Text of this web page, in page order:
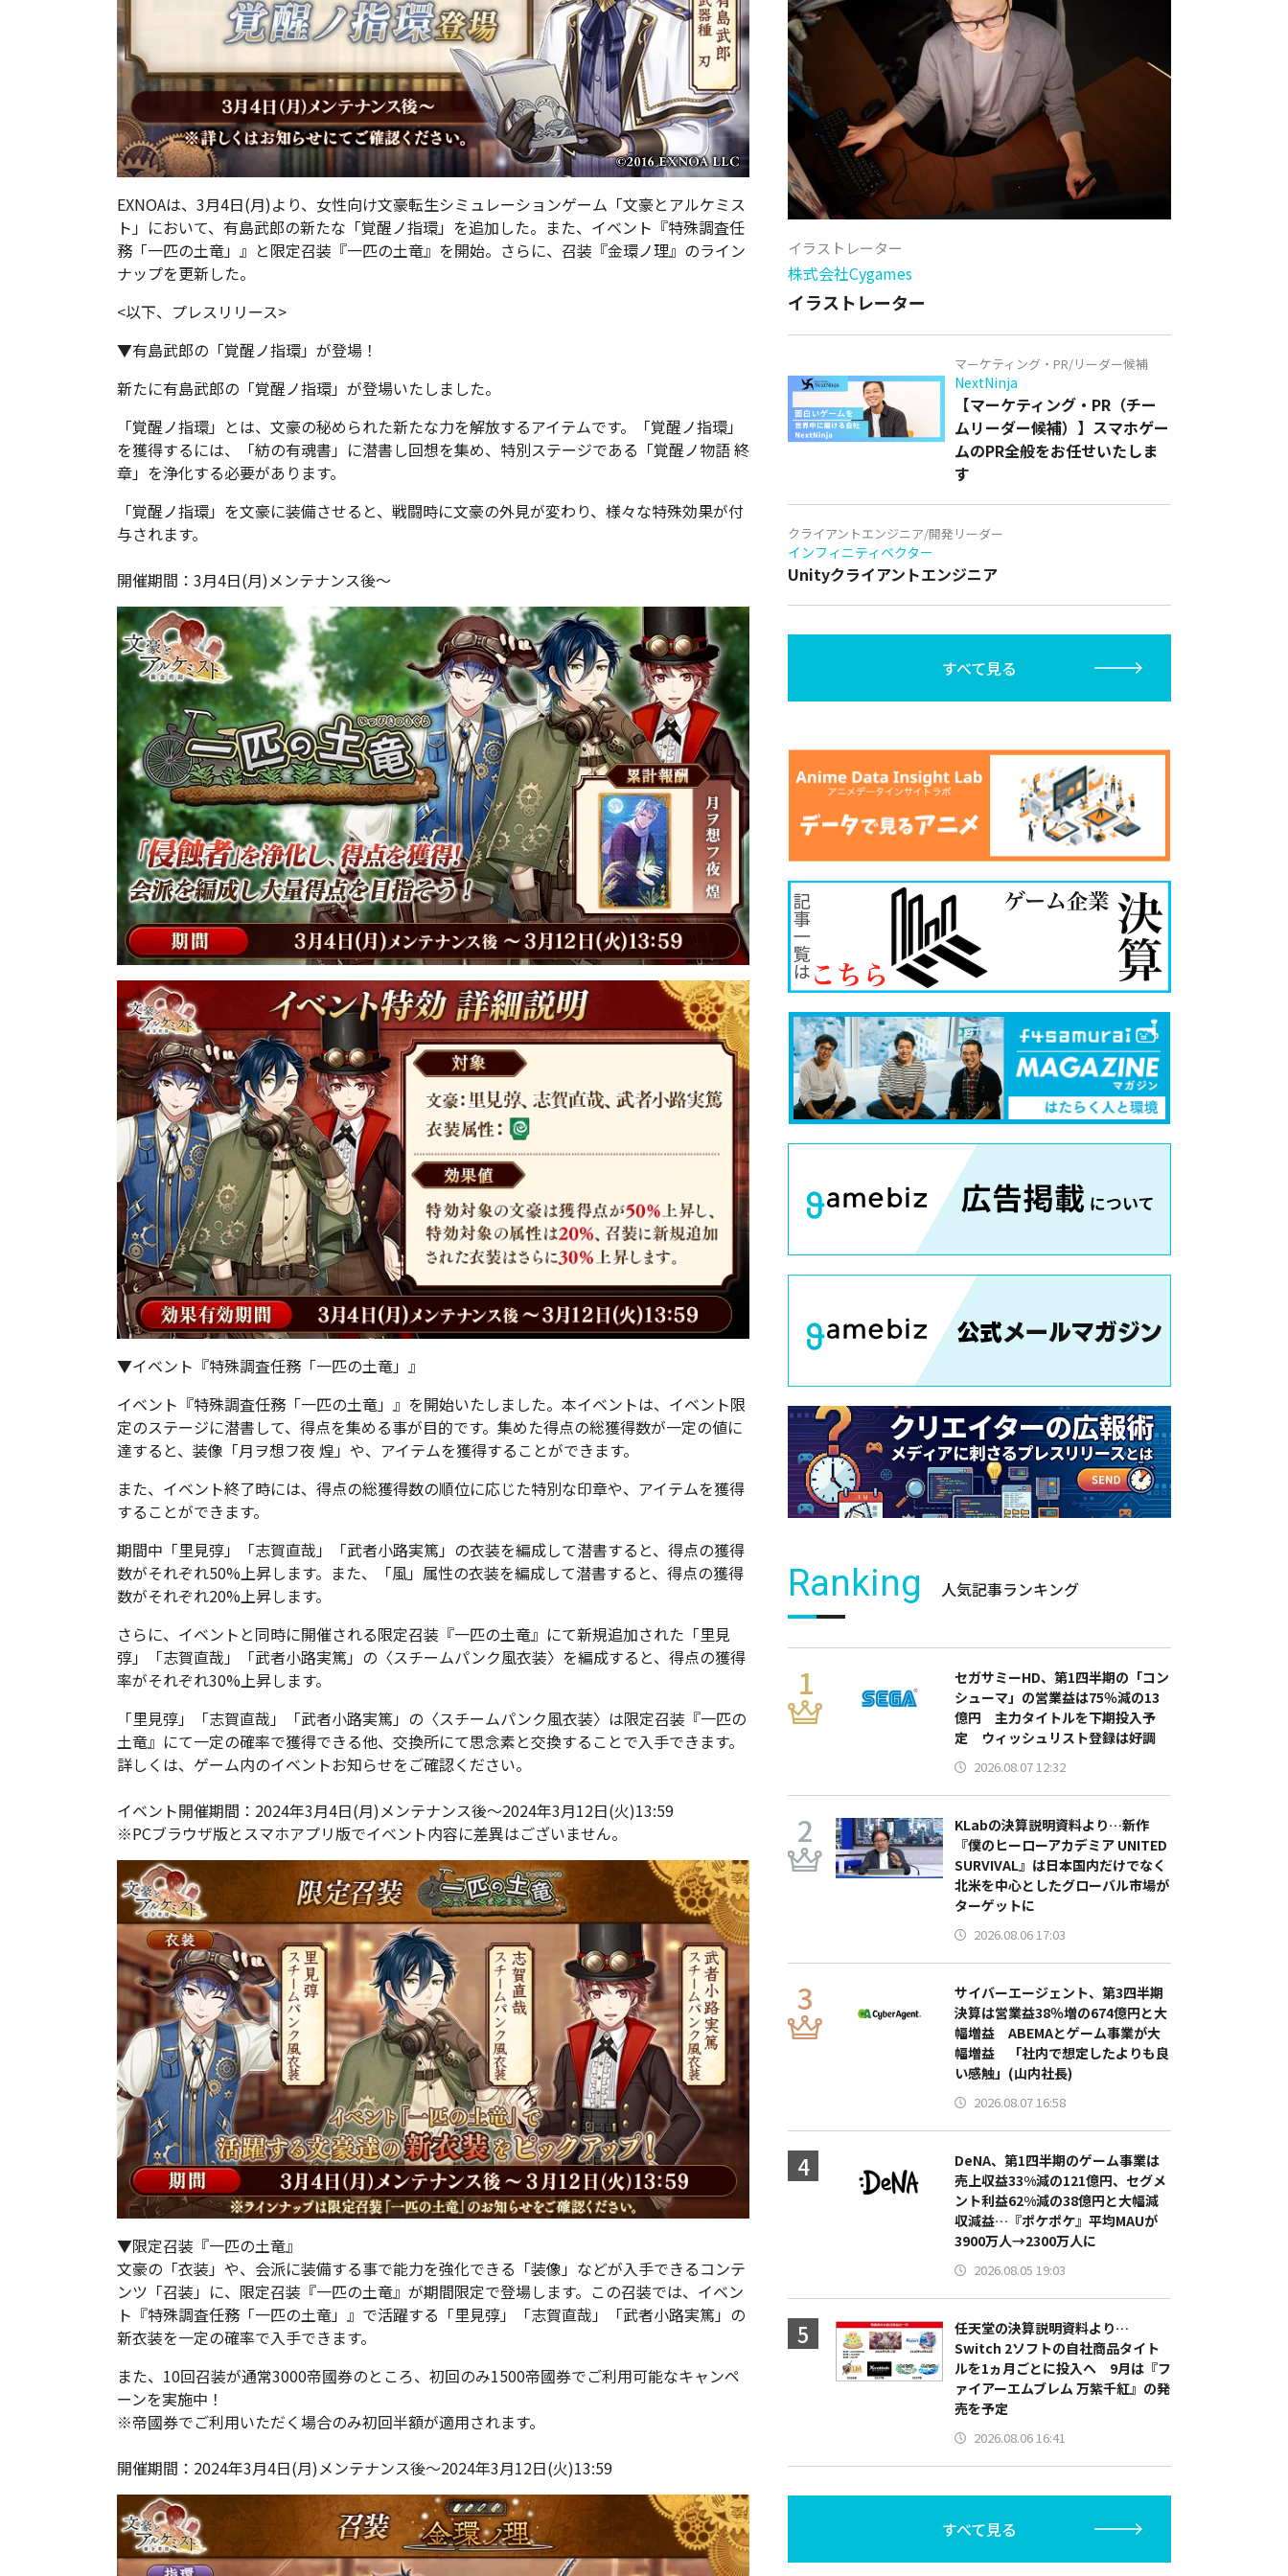
EXNOAは、3月4日(月)より、女性向け文豪転生シミュレーションゲーム「文豪とアルケミス
ト」において、有島武郎の新たな「覚醒ノ指環」を追加した。また、イベント『特殊調査任
務「一匹の土竜」』と限定召装『一匹の土竜』を開始。さらに、召装『金環ノ理』のライン
ナップを更新した。
<以下、プレスリリース>
▼有島武郎の「覚醒ノ指環」が登場！
新たに有島武郎の「覚醒ノ指環」が登場いたしました。
「覚醒ノ指環」とは、文豪の秘められた新たな力を解放するアイテムです。「覚醒ノ指環」
を獲得するには、「紡の有魂書」に潜書し回想を集め、特別ステージである「覚醒ノ物語 終
章」を浄化する必要があります。
「覚醒ノ指環」を文豪に装備させると、戦闘時に文豪の外見が変わり、様々な特殊効果が付
与されます。
開催期間：3月4日(月)メンテナンス後～
▼イベント『特殊調査任務「一匹の土竜」』
イベント『特殊調査任務「一匹の土竜」』を開始いたしました。本イベントは、イベント限
定のステージに潜書して、得点を集める事が目的です。集めた得点の総獲得数が一定の値に
達すると、装像「月ヲ想フ夜 煌」や、アイテムを獲得することができます。
また、イベント終了時には、得点の総獲得数の順位に応じた特別な印章や、アイテムを獲得
することができます。
期間中「里見弴」「志賀直哉」「武者小路実篤」の衣装を編成して潜書すると、得点の獲得
数がそれぞれ50%上昇します。また、「風」属性の衣装を編成して潜書すると、得点の獲得
数がそれぞれ20%上昇します。
さらに、イベントと同時に開催される限定召装『一匹の土竜』にて新規追加された「里見
弴」「志賀直哉」「武者小路実篤」の〈スチームパンク風衣装〉を編成すると、得点の獲得
率がそれぞれ30%上昇します。
「里見弴」「志賀直哉」「武者小路実篤」の〈スチームパンク風衣装〉は限定召装『一匹の
土竜』にて一定の確率で獲得できる他、交換所にて思念素と交換することで入手できます。
詳しくは、ゲーム内のイベントお知らせをご確認ください。
イベント開催期間：2024年3月4日(月)メンテナンス後～2024年3月12日(火)13:59
※PCブラウザ版とスマホアプリ版でイベント内容に差異はございません。
▼限定召装『一匹の土竜』
文豪の「衣装」や、会派に装備する事で能力を強化できる「装像」などが入手できるコンテ
ンツ「召装」に、限定召装『一匹の土竜』が期間限定で登場します。この召装では、イベン
ト『特殊調査任務「一匹の土竜」』で活躍する「里見弴」「志賀直哉」「武者小路実篤」の
新衣装を一定の確率で入手できます。
また、10回召装が通常3000帝國券のところ、初回のみ1500帝國券でご利用可能なキャンペ
ーンを実施中！
※帝國券でご利用いただく場合のみ初回半額が適用されます。
開催期間：2024年3月4日(月)メンテナンス後～2024年3月12日(火)13:59
イラストレーター
株式会社Cygames
イラストレーター
マーケティング・PR/リーダー候補
NextNinja
【マーケティング・PR（チー
ムリーダー候補）】スマホゲー
ムのPR全般をお任せいたしま
す
クライアントエンジニア/開発リーダー
インフィニティベクター
Unityクライアントエンジニア
すべて見る
Ranking 人気記事ランキング
セガサミーHD、第1四半期の「コン
シューマ」の営業益は75％減の13
億円 主力タイトルを下期投入予
定 ウィッシュリスト登録は好調
2026.08.07 12:32
KLabの決算説明資料より…新作
『僕のヒーローアカデミア UNITED
SURVIVAL』は日本国内だけでなく
北米を中心としたグローバル市場が
ターゲットに
2026.08.06 17:03
サイバーエージェント、第3四半期
決算は営業益38％増の674億円と大
幅増益 ABEMAとゲーム事業が大
幅増益 「社内で想定したよりも良
い感触」(山内社長)
2026.08.07 16:58
DeNA、第1四半期のゲーム事業は
売上収益33%減の121億円、セグメ
ント利益62%減の38億円と大幅減
収減益…『ポケポケ』平均MAUが
3900万人→2300万人に
2026.08.05 19:03
任天堂の決算説明資料より…
Switch 2ソフトの自社商品タイト
ルを1ヵ月ごとに投入へ 9月は『フ
ァイアーエムブレム 万紫千紅』の発
売を予定
2026.08.06 16:41
すべて見る